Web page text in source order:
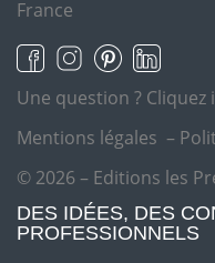
France
Une question ?
Mentions légales –
© 2026 – Editions les
DES IDÉES, DES
PROFESSIONNELS